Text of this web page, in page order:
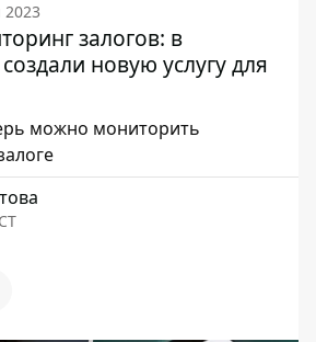
2023
залогов: в
новую услугу для
можно мониторить